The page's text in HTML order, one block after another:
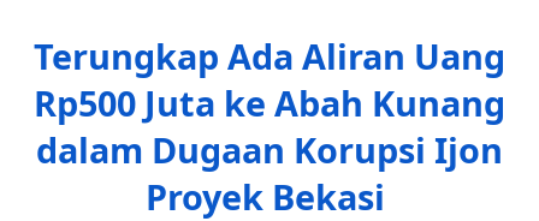
Terungkap Ada Aliran Uang
Rp500 Juta ke Abah Kunang
dalam Dugaan Korupsi Ijon
Proyek Bekasi